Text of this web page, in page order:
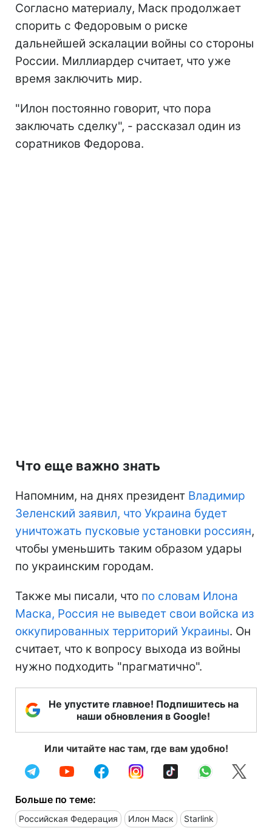
Согласно материалу, Маск продолжает
спорить с Федоровым о риске
дальнейшей эскалации войны со стороны
России. Миллиардер считает, что уже
время заключить мир.
"Илон постоянно говорит, что пора
заключать сделку", - рассказал один из
соратников Федорова.
Что еще важно знать
Напомним, на днях президент Владимир
Зеленский заявил, что Украина будет
уничтожать пусковые установки россиян,
чтобы уменьшить таким образом удары
по украинским городам.
Также мы писали, что по словам Илона
Маска, Россия не выведет свои войска из
оккупированных территорий Украины. Он
считает, что к вопросу выхода из войны
нужно подходить "прагматично".
Не упустите главное! Подпишитесь на
наши обновления в Google!
Или читайте нас там, где вам удобно!
Больше по теме:
Российская Федерация Илон Маск Starlink